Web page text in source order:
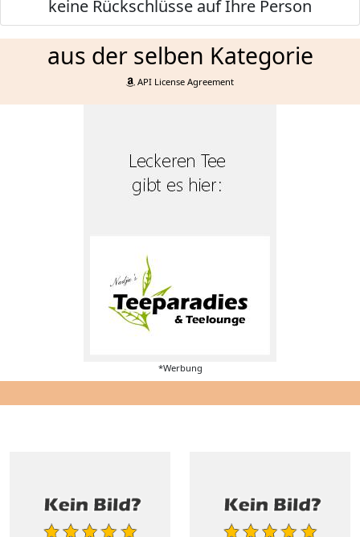
keine Rückschlüsse auf Ihre Person
aus der selben Kategorie
API License Agreement
*Werbung